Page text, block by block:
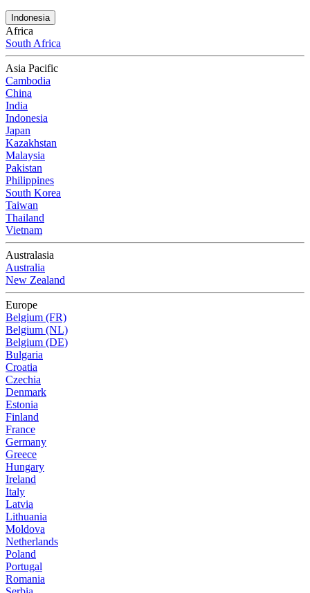
Indonesia
Africa
South Africa
Asia Pacific
Cambodia
China
India
Indonesia
Japan
Kazakhstan
Malaysia
Pakistan
Philippines
South Korea
Taiwan
Thailand
Vietnam
Australasia
Australia
New Zealand
Europe
Belgium (FR)
Belgium (NL)
Belgium (DE)
Bulgaria
Croatia
Czechia
Denmark
Estonia
Finland
France
Germany
Greece
Hungary
Ireland
Italy
Latvia
Lithuania
Moldova
Netherlands
Poland
Portugal
Romania